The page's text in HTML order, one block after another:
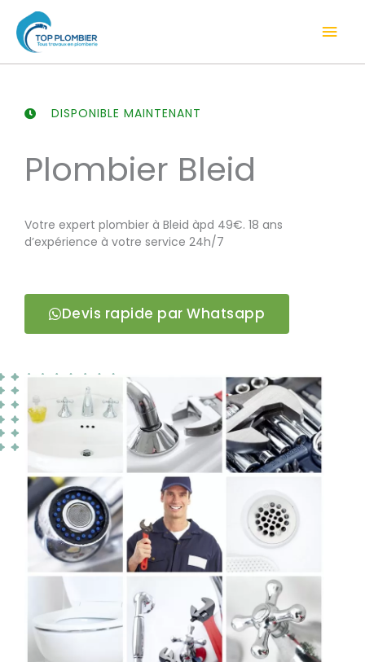
contenu
DISPONIBLE MAINTENANT
Plombier Bleid
Votre expert plombier à Bleid àpd 49€. 18 ans
d’expérience à votre service 24h/7
Devis rapide par Whatsapp